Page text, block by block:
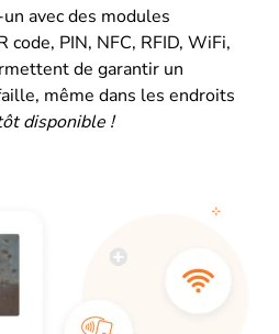
avec des modules
PIN, NFC, RFID, WiFi,
de garantir un
même dans les endroits
disponible !